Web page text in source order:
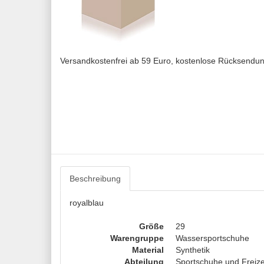
Versandkostenfrei ab 59 Euro, kostenlose
Beschreibung
royalblau
Größe
29
Warengruppe
Wassersportschuhe
Material
Synthetik
Abteilung
Sportschuhe und